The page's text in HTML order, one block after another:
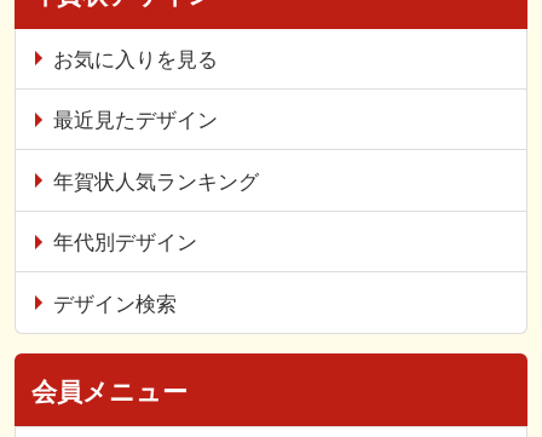
お気に入りを見る
最近見たデザイン
年賀状人気ランキング
年代別デザイン
デザイン検索
会員メニュー